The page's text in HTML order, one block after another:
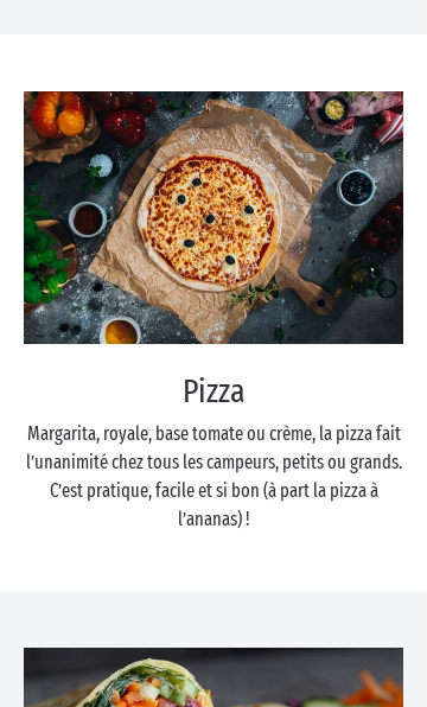
Pizza
Margarita, royale, base tomate ou crème, la pizza fait
l’unanimité chez tous les campeurs, petits ou grands.
C’est pratique, facile et si bon (à part la pizza à
l’ananas) !